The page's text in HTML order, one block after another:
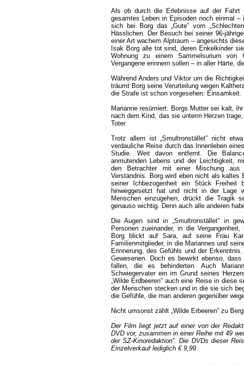
Als ob durch die Erlebnisse auf der Fahrt
gesamtes Leben in Episoden noch einmal
sich bei Borg das „Gute” vom
Hässlichen. Der Besuch bei seiner 96-
einer Art wachem Alptraum – angesichts
Isak Borg alle tot sind, deren Enkelkinder
Wohnung zu einem Sammelsurium
Vergangene erinnern sollen – in aller Härte,
Während Anders und Viktor um die
träumt Borg seine Verurteilung wegen
die Strafe ist schon vorgesehen: Einsamkeit.
Marianne resümiert: Borgs Mutter sei kalt,
nach dem Kind, das sie unterm Herzen
Toter.
Trotz allem ist „Smultronstället” nicht
verdauliche Reise durch das Innenleben
Studie. Weit davon entfernt. Die
anmutenden Lebens und der Leichtigkeit,
den Betrachter mit einer Mischung aus
Verständnis. Borg wird eben nicht als
seiner Ichbezogenheit ein Stück
hinweggesetzt hat und nicht in der Lage
Menschen einzugehen, drückt die Tragik
genauso wichtig. Denn auch alle anderen
Die Augen sind in „Smultronstället” in
Personen zueinander, in die
Borg blickt auf Sara, auf seine Frau
Familienmitglieder, in die Mariannes und
Erinnerung, des Gefühls und der
Gewesenen. Doch es bewirkt ebenso,
fallen, die es behinderten. Auch
Schwiegervater ein im Grund seines
„Wilde Erdbeeren” auch eine Reise in diese
der Menschen stecken und in die sie sich
die Gefühle, die man anderen gegenüber
Nicht umsonst zählt „Wilde Erbeeren” zu
Der Film liegt jetzt auf einer von der
DVD vor, zusammen in einer Reihe mit 49
der SZ-Kinoredaktion”. Die DVDs dieser
Einzelverkauf lediglich € 9,99.